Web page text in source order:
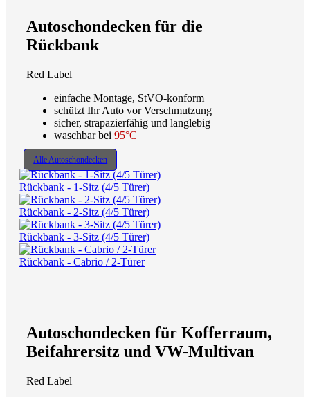
Autoschondecken für die
Rückbank
Red Label
einfache Montage, StVO-konform
schützt Ihr Auto vor Verschmutzung
sicher, strapazierfähig und langlebig
waschbar bei 95°C
Alle Autoschondecken
Rückbank - 1-Sitz (4/5 Türer)
Rückbank - 2-Sitz (4/5 Türer)
Rückbank - 3-Sitz (4/5 Türer)
Rückbank - Cabrio / 2-Türer
Autoschondecken für Kofferraum,
Beifahrersitz und VW-Multivan
Red Label